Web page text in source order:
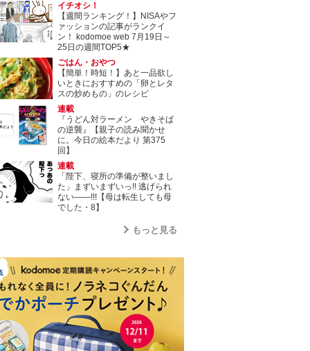
イチオシ！
【週間ランキング！】NISAやフ
ァッションの記事がランクイ
ン！ kodomoe web 7月19日～
25日の週間TOP5★
ごはん・おやつ
【簡単！時短！】あと一品欲し
いときにおすすめの「卵とレタ
スの炒めもの」のレシピ
連載
『うどん対ラーメン やきそば
の逆襲』【親子の読み聞かせ
に。今日の絵本だより 第375
回】
連載
「陛下、寝所の準備が整いまし
た」まずいまずいっ!! 逃げられ
ない――!!!【母は転生しても母
でした・8】
もっと見る